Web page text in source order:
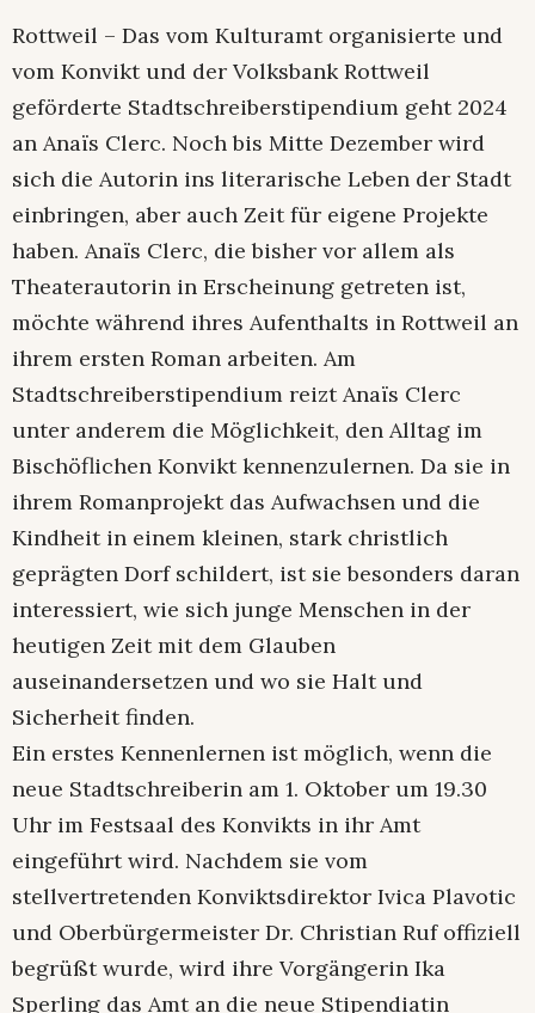
Rottweil – Das vom Kulturamt organisierte und
vom Konvikt und der Volksbank Rottweil
geförderte Stadtschreiberstipendium geht 2024
an Anaïs Clerc. Noch bis Mitte Dezember wird
sich die Autorin ins literarische Leben der Stadt
einbringen, aber auch Zeit für eigene Projekte
haben. Anaïs Clerc, die bisher vor allem als
Theaterautorin in Erscheinung getreten ist,
möchte während ihres Aufenthalts in Rottweil an
ihrem ersten Roman arbeiten. Am
Stadtschreiberstipendium reizt Anaïs Clerc
unter anderem die Möglichkeit, den Alltag im
Bischöflichen Konvikt kennenzulernen. Da sie in
ihrem Romanprojekt das Aufwachsen und die
Kindheit in einem kleinen, stark christlich
geprägten Dorf schildert, ist sie besonders daran
interessiert, wie sich junge Menschen in der
heutigen Zeit mit dem Glauben
auseinandersetzen und wo sie Halt und
Sicherheit finden.
Ein erstes Kennenlernen ist möglich, wenn die
neue Stadtschreiberin am 1. Oktober um 19.30
Uhr im Festsaal des Konvikts in ihr Amt
eingeführt wird. Nachdem sie vom
stellvertretenden Konviktsdirektor Ivica Plavotic
und Oberbürgermeister Dr. Christian Ruf offiziell
begrüßt wurde, wird ihre Vorgängerin Ika
Sperling das Amt an die neue Stipendiatin